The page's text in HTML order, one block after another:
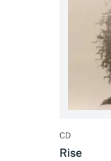
CD
Rise